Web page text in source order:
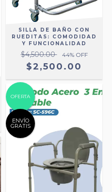
SILLA DE BAÑO CON
RUEDITAS: COMODIDAD
Y FUNCIONALIDAD
$4,500.00 44% OFF
$2,500.00
OFERTA
ENVÍO
GRATIS